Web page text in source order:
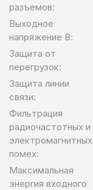
разъемов:
Выходное
напряжение В:
Защита от
перегрузок:
Защита линии
связи:
Фильтрация
радиочастотных и
электромагнитных
помех:
Максимальная
энергия входного